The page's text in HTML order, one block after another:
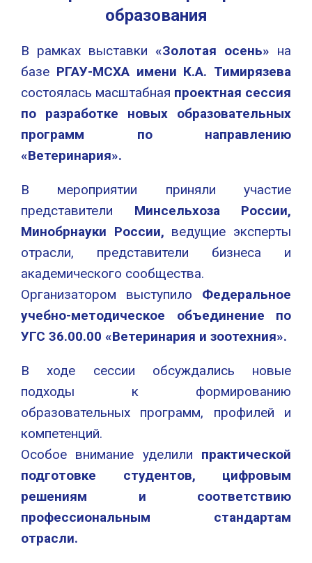
образования
В рамках выставки «Золотая осень» на
базе РГАУ-МСХА имени К.А. Тимирязева
состоялась масштабная проектная сессия
по разработке новых образовательных
программ по направлению
«Ветеринария».
В мероприятии приняли участие
представители Минсельхоза России,
Минобрнауки России, ведущие эксперты
отрасли, представители бизнеса и
академического сообщества.
Организатором выступило Федеральное
учебно-методическое объединение по
УГС 36.00.00 «Ветеринария и зоотехния».
В ходе сессии обсуждались новые
подходы к формированию
образовательных программ, профилей и
компетенций.
Особое внимание уделили практической
подготовке студентов, цифровым
решениям и соответствию
профессиональным стандартам
отрасли.